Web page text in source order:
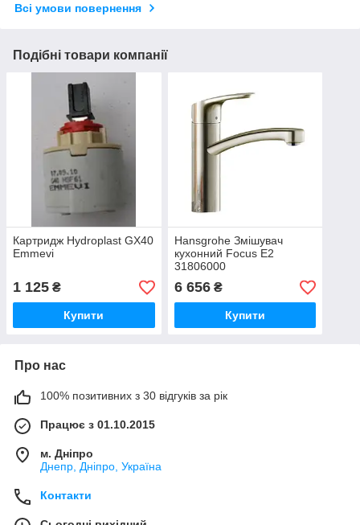
Всі умови повернення
Подібні товари компанії
Картридж Hydroplast GX40
Emmevi
1 125 ₴
Купити
Hansgrohe Змішувач
кухонний Focus E2
31806000
6 656₴
Купити
Про нас
100% позитивних з 30 відгуків за рік
Працює з 01.10.2015
м. Дніпро
Днепр, Дніпро, Україна
Контакти